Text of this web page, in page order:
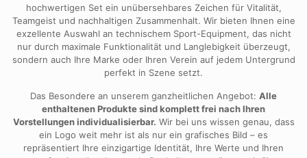
hochwertigen Set ein unübersehbares Zeichen für Vitalität,
Teamgeist und nachhaltigen Zusammenhalt. Wir bieten Ihnen eine
exzellente Auswahl an technischem Sport-Equipment, das nicht
nur durch maximale Funktionalität und Langlebigkeit überzeugt,
sondern auch Ihre Marke oder Ihren Verein auf jedem Untergrund
perfekt in Szene setzt.
Das Besondere an unserem ganzheitlichen Angebot: Alle
enthaltenen Produkte sind komplett frei nach Ihren
Vorstellungen individualisierbar. Wir bei uns wissen genau, dass
ein Logo weit mehr ist als nur ein grafisches Bild – es
repräsentiert Ihre einzigartige Identität, Ihre Werte und Ihren